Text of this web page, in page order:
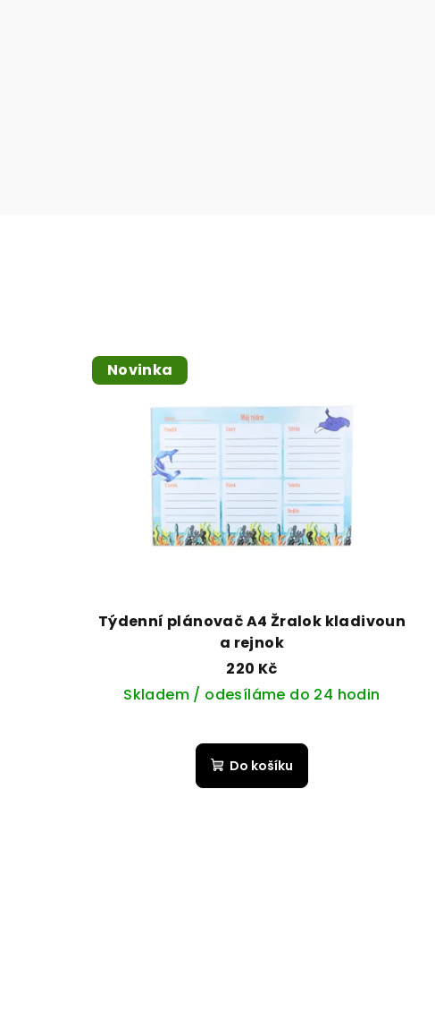
Novinka
Týdenní plánovač A4 Žralok kladivoun
a rejnok
220 Kč
Skladem / odesíláme do 24 hodin
Do košíku